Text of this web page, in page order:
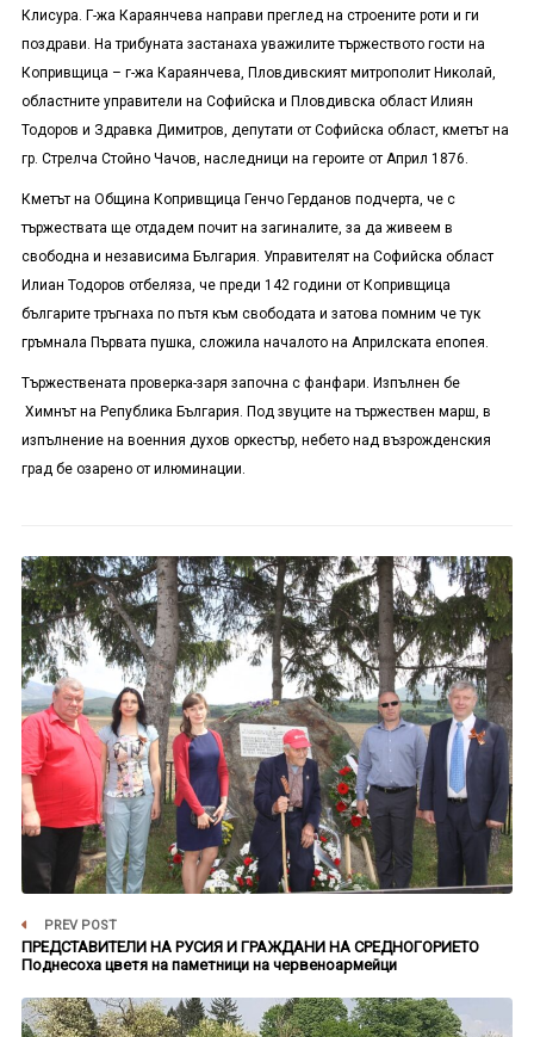
Клисура. Г-жа Караянчева направи преглед на строените роти и ги
поздрави. На трибуната застанаха уважилите тържеството гости на
Копривщица – г-жа Караянчева, Пловдивският митрополит Николай,
областните управители на Софийска и Пловдивска област Илиян
Тодоров и Здравка Димитров, депутати от Софийска област, кметът на
гр. Стрелча Стойно Чачов, наследници на героите от Април 1876.
Кметът на Община Копривщица Генчо Герданов подчерта, че с
тържествата ще отдадем почит на загиналите, за да живеем в
свободна и независима България. Управителят на Софийска област
Илиан Тодоров отбеляза, че преди 142 години от Копривщица
българите тръгнаха по пътя към свободата и затова помним че тук
гръмнала Първата пушка, сложила началото на Априлската епопея.
Тържествената проверка-заря започна с фанфари. Изпълнен бе
Химнът на Република България. Под звуците на тържествен марш, в
изпълнение на военния духов оркестър, небето над възрожденския
град бе озарено от илюминации.
PREV POST
ПРЕДСТАВИТЕЛИ НА РУСИЯ И ГРАЖДАНИ НА СРЕДНОГОРИЕТО
Поднесоха цветя на паметници на червеноармейци